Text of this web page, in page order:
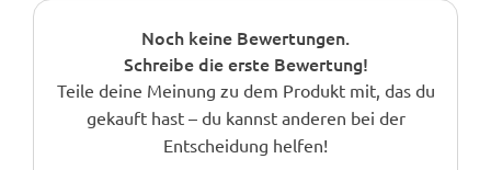
Noch keine Bewertungen.
Schreibe die erste Bewertung!
Teile deine Meinung zu dem Produkt mit, das du
gekauft hast – du kannst anderen bei der
Entscheidung helfen!